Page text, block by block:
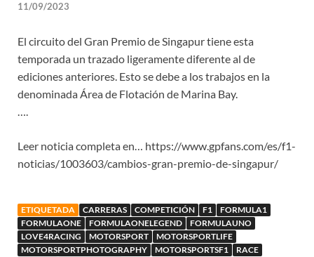
11/09/2023
El circuito del Gran Premio de Singapur tiene esta
temporada un trazado ligeramente diferente al de
ediciones anteriores. Esto se debe a los trabajos en la
denominada Área de Flotación de Marina Bay.
….
Leer noticia completa en… https://www.gpfans.com/es/f1-
noticias/1003603/cambios-gran-premio-de-singapur/
ETIQUETADA CARRERAS COMPETICIÓN F1
FORMULA1
FORMULAONE
FORMULAONELEGEND
FORMULAUNO
LOVE4RACING
MOTORSPORT
MOTORSPORTLIFE
MOTORSPORTPHOTOGRAPHY
MOTORSPORTSF1
RACE